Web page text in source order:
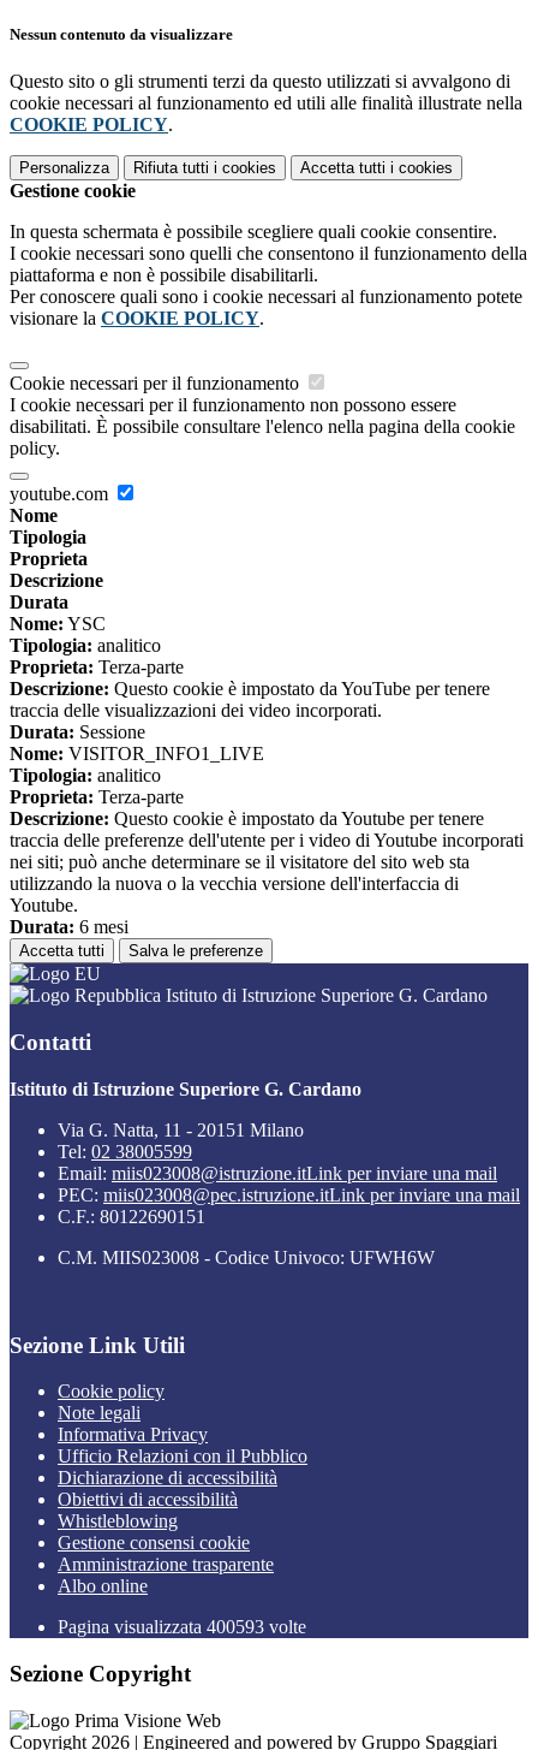
Nessun contenuto da visualizzare
Questo sito o gli strumenti terzi da questo utilizzati si avvalgono di
cookie necessari al funzionamento ed utili alle finalità illustrate nella
COOKIE POLICY.
Personalizza Rifiuta tutti i cookies Accetta tutti i cookies
Gestione cookie
In questa schermata è possibile scegliere quali cookie consentire.
I cookie necessari sono quelli che consentono il funzionamento della
piattaforma e non è possibile disabilitarli.
Per conoscere quali sono i cookie necessari al funzionamento potete
visionare la COOKIE POLICY.
Cookie necessari per il funzionamento
I cookie necessari per il funzionamento non possono essere
disabilitati. È possibile consultare l'elenco nella pagina della cookie
policy.
youtube.com
Nome
Tipologia
Proprieta
Descrizione
Durata
Nome: YSC
Tipologia: analitico
Proprieta: Terza-parte
Descrizione: Questo cookie è impostato da YouTube per tenere
traccia delle visualizzazioni dei video incorporati.
Durata: Sessione
Nome: VISITOR_INFO1_LIVE
Tipologia: analitico
Proprieta: Terza-parte
Descrizione: Questo cookie è impostato da Youtube per tenere
traccia delle preferenze dell'utente per i video di Youtube incorporati
nei siti; può anche determinare se il visitatore del sito web sta
utilizzando la nuova o la vecchia versione dell'interfaccia di
Youtube.
Durata: 6 mesi
Accetta tutti Salva le preferenze
Istituto di Istruzione Superiore G. Cardano
Contatti
Istituto di Istruzione Superiore G. Cardano
Via G. Natta, 11 - 20151 Milano
Tel: 02 38005599
Email: miis023008@istruzione.itLink per inviare una mail
PEC: miis023008@pec.istruzione.itLink per inviare una mail
C.F.: 80122690151
C.M. MIIS023008 - Codice Univoco: UFWH6W
Sezione Link Utili
Cookie policy
Note legali
Informativa Privacy
Ufficio Relazioni con il Pubblico
Dichiarazione di accessibilità
Obiettivi di accessibilità
Whistleblowing
Gestione consensi cookie
Amministrazione trasparente
Albo online
Pagina visualizzata 400593 volte
Sezione Copyright
Copyright 2026 | Engineered and powered by Gruppo Spaggiari